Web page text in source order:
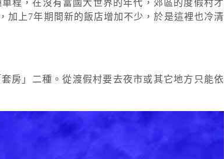
程，在沒有富國大世界的年代，郊區的度假村才
加上7年期間新的飯店增加不少，於是這裡也冷清
房」二種。從渡假村要去夜市或其它地方只能依